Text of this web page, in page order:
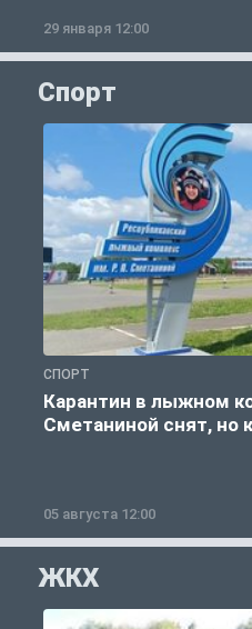
29 января 12:00
Спорт
СПОРТ
Карантин в лыжном
Сметаниной снят, но
05 августа 12:00
ЖКХ